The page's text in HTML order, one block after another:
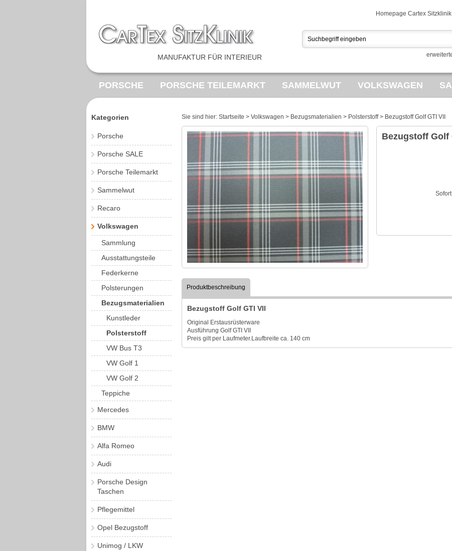
Homepage Cartex Sitzklinik
MANUFAKTUR FÜR INTERIEUR
PORSCHE PORSCHE TEILEMARKT SAMMELWUT VOLKSWAGEN
OPEL BEZUGSTOFF VINTAGE FAHRRÄDER
Kategorien
Porsche
Porsche SALE
Porsche Teilemarkt
Sammelwut
Recaro
Volkswagen
Sammlung
Ausstattungsteile
Federkerne
Polsterungen
Bezugsmaterialien
Kunstleder
Polsterstoff
VW Bus T3
VW Golf 1
VW Golf 2
Teppiche
Mercedes
BMW
Alfa Romeo
Audi
Porsche Design
Taschen
Pflegemittel
Opel Bezugstoff
Unimog / LKW
Sie sind hier: Startseite > Volkswagen > Bezugsmaterialien > Polsterstoff> Bezugstoff Golf GTI VII
Bezugstoff Golf
Produktbeschreibung
Bezugstoff Golf GTI VII
Original Erstausrüsterware
Ausführung Golf GTI VII
Preis gilt per Laufmeter.Laufbreite ca. 140 cm